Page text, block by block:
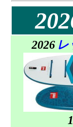
2026